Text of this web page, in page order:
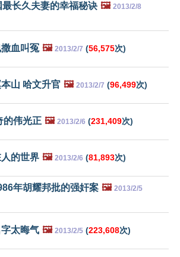
长久夫妻的幸福秘诀 🖼️ 2013/2/8
血叫冤 🖼️ 2013/2/7 (56,575次)
山 哈文升官 🖼️ 2013/2/7 (96,499次)
的伟光正 🖼️ 2013/2/6 (231,409次)
的世界 🖼️ 2013/2/6 (81,893次)
年胡耀邦批的强奸案 🖼️ 2013/2/5
太晦气 🖼️ 2013/2/5 (223,608次)